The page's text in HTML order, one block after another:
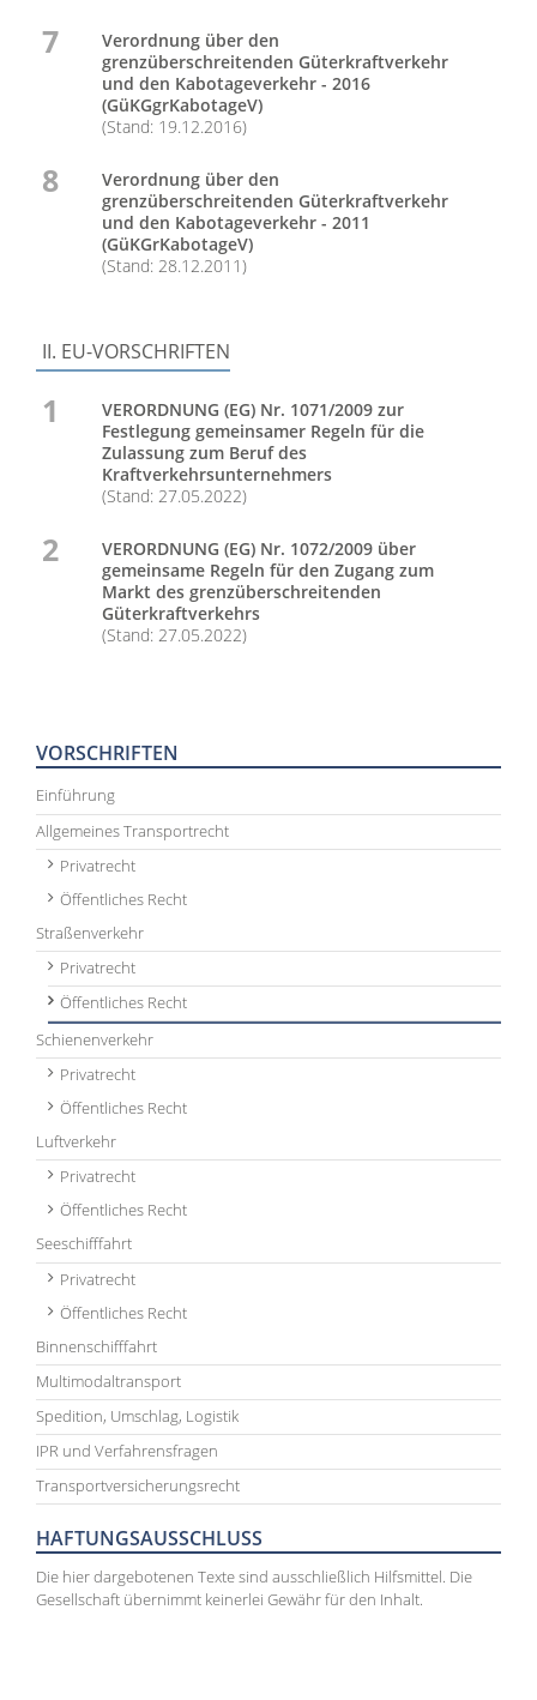
7
Verordnung über den
grenzüberschreitenden Güterkraftverkehr
und den Kabotageverkehr - 2016
(GüKGgrKabotageV)
(Stand: 19.12.2016)
8
Verordnung über den
grenzüberschreitenden Güterkraftverkehr
und den Kabotageverkehr - 2011
(GüKGrKabotageV)
(Stand: 28.12.2011)
II. EU-VORSCHRIFTEN
1
VERORDNUNG (EG) Nr. 1071/2009 zur
Festlegung gemeinsamer Regeln für die
Zulassung zum Beruf des
Kraftverkehrsunternehmers
(Stand: 27.05.2022)
2
VERORDNUNG (EG) Nr. 1072/2009 über
gemeinsame Regeln für den Zugang zum
Markt des grenzüberschreitenden
Güterkraftverkehrs
(Stand: 27.05.2022)
VORSCHRIFTEN
Einführung
Allgemeines Transportrecht
Privatrecht
Öffentliches Recht
Straßenverkehr
Privatrecht
Öffentliches Recht
Schienenverkehr
Privatrecht
Öffentliches Recht
Luftverkehr
Privatrecht
Öffentliches Recht
Seeschifffahrt
Privatrecht
Öffentliches Recht
Binnenschifffahrt
Multimodaltransport
Spedition, Umschlag, Logistik
IPR und Verfahrensfragen
Transportversicherungsrecht
HAFTUNGSAUSSCHLUSS
Die hier dargebotenen Texte sind ausschließlich Hilfsmittel. Die
Gesellschaft übernimmt keinerlei Gewähr für den Inhalt.